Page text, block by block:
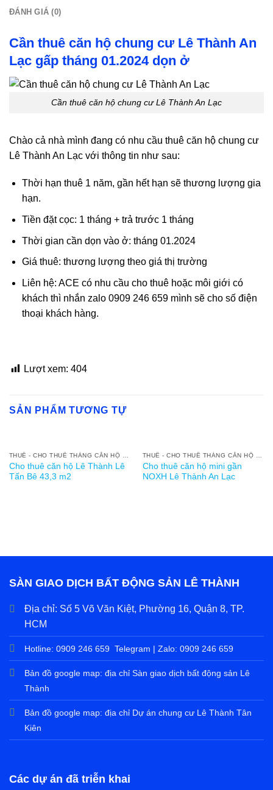
ĐÁNH GIÁ (0)
Cần thuê căn hộ chung cư Lê Thành An
Lạc gấp tháng 01.2024 dọn ở
Cần thuê căn hộ chung cư Lê Thành An Lạc
Chào cả nhà mình đang có nhu cầu thuê căn hộ chung cư
Lê Thành An Lạc với thông tin như sau:
Thời hạn thuê 1 năm, gần hết hạn sẽ thương lượng gia
hạn.
Tiền đặt cọc: 1 tháng + trả trước 1 tháng
Thời gian cần dọn vào ở: tháng 01.2024
Giá thuê: thương lượng theo giá thị trường
Liên hệ: ACE có nhu cầu cho thuê hoặc môi giới có
khách thì nhắn zalo 0909 246 659 mình sẽ cho số điện
thoại khách hàng.
Lượt xem: 404
SẢN PHẨM TƯƠNG TỰ
Cho thuê căn hộ Lê Thành Lê
Tấn Bê 43,3 m2
Cho thuê căn hộ mini gần
NOXH Lê Thành An Lạc
SÀN GIAO DỊCH BẤT ĐỘNG SẢN LÊ THÀNH
Địa chỉ: Số 5 Võ Văn Kiệt, Phường 16, Quận 8, TP.
HCM
Hotline: 0909 246 659 Telegram | Zalo: 0909 246 659
Bản đồ google map: địa chỉ Sàn giao dịch bất động sản Lê
Thành
Bản đồ google map: địa chỉ Dự án chung cư Lê Thành Tân
Kiên
Các dự án đã triễn khai